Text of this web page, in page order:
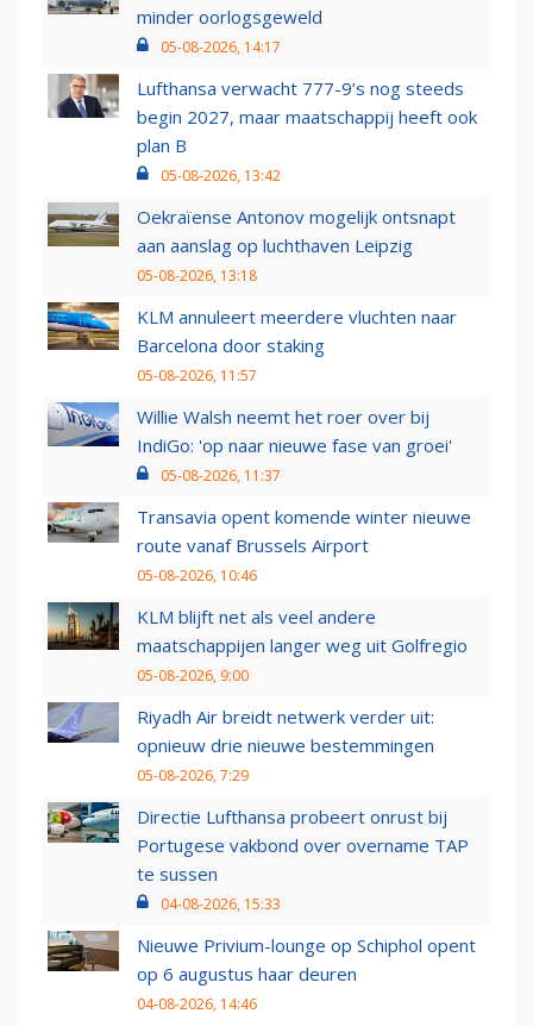
minder oorlogsgeweld
05-08-2026, 14:17
Lufthansa verwacht 777-9’s nog steeds
begin 2027, maar maatschappij heeft ook
plan B
05-08-2026, 13:42
Oekraïense Antonov mogelijk ontsnapt
aan aanslag op luchthaven Leipzig
05-08-2026, 13:18
KLM annuleert meerdere vluchten naar
Barcelona door staking
05-08-2026, 11:57
Willie Walsh neemt het roer over bij
IndiGo: 'op naar nieuwe fase van groei'
05-08-2026, 11:37
Transavia opent komende winter nieuwe
route vanaf Brussels Airport
05-08-2026, 10:46
KLM blijft net als veel andere
maatschappijen langer weg uit Golfregio
05-08-2026, 9:00
Riyadh Air breidt netwerk verder uit:
opnieuw drie nieuwe bestemmingen
05-08-2026, 7:29
Directie Lufthansa probeert onrust bij
Portugese vakbond over overname TAP
te sussen
04-08-2026, 15:33
Nieuwe Privium-lounge op Schiphol opent
op 6 augustus haar deuren
04-08-2026, 14:46